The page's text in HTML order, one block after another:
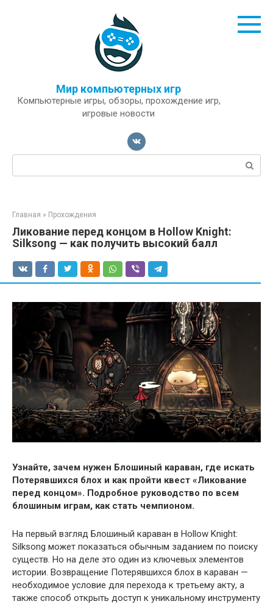
Мир компьютерных игр
Компьютерные игры, обзоры, прохождение игр,
игровые новости
Поиск:
Главная » Прохождения
Ликование перед концом в Hollow Knight:
Silksong — как получить высокий балл
Узнайте, зачем нужен Блошиный караван, где искать
Потерявшихся блох и как пройти квест «Ликование
перед концом». Подробное руководство по всем
блошиным играм, как стать чемпионом.
На первый взгляд Блошиный караван в Hollow Knight:
Silksong может показаться обычным заданием по поиску
существ. Но на деле это один из ключевых элементов
истории. Возвращение Потерявшихся блох в караван —
необходимое условие для перехода к третьему акту, а
также способ открыть доступ к уникальному инструменту